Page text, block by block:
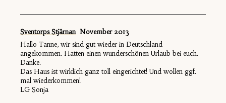
Sventorps Stjärnan November 2013
Hallo Tanne, wir sind gut wieder in Deutschland
angekommen. Hatten einen wunderschönen Urlaub bei euch.
Danke.
Das Haus ist wirklich ganz toll eingerichtet! Und wollen ggf.
mal wiederkommen!
LG Sonja